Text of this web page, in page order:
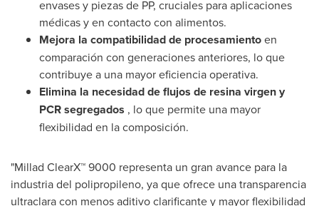
envases y piezas de PP, cruciales para aplicaciones
médicas y en contacto con alimentos.
Mejora la compatibilidad de procesamientoen
comparación con generaciones anteriores, lo que
contribuye a una mayor eficiencia operativa.
Elimina la necesidad de flujos de resina virgen y
PCR segregados , lo que permite una mayor
flexibilidad en la composición.
"Millad ClearX™ 9000 representa un gran avance para la
industria del polipropileno, ya que ofrece una transparencia
ultraclara con menos aditivo clarificante y mayor flexibilidad